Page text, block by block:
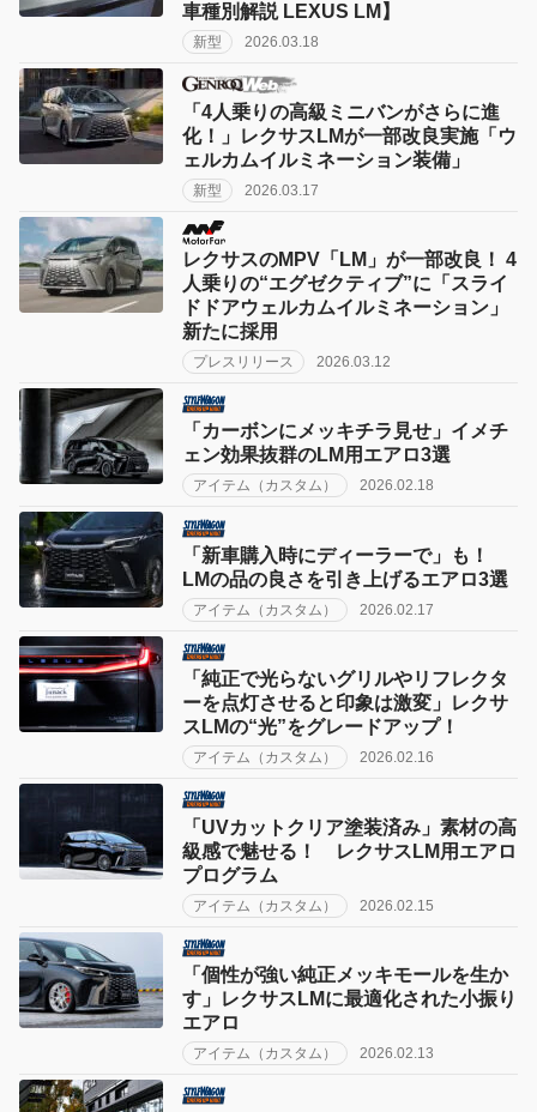
車種別解説 LEXUS LM】
新型 2026.03.18
「4人乗りの高級ミニバンがさらに進
化！」レクサスLMが一部改良実施「ウ
ェルカムイルミネーション装備」
新型 2026.03.17
レクサスのMPV「LM」が一部改良！ 4
人乗りの“エグゼクティブ”に「スライ
ドドアウェルカムイルミネーション」
新たに採用
プレスリリース 2026.03.12
「カーボンにメッキチラ見せ」イメチ
ェン効果抜群のLM用エアロ3選
アイテム（カスタム） 2026.02.18
「新車購入時にディーラーで」も！
LMの品の良さを引き上げるエアロ3選
アイテム（カスタム） 2026.02.17
「純正で光らないグリルやリフレクタ
ーを点灯させると印象は激変」レクサ
スLMの“光”をグレードアップ！
アイテム（カスタム） 2026.02.16
「UVカットクリア塗装済み」素材の高
級感で魅せる！ レクサスLM用エアロ
プログラム
アイテム（カスタム） 2026.02.15
「個性が強い純正メッキモールを生か
す」レクサスLMに最適化された小振り
エアロ
アイテム（カスタム） 2026.02.13